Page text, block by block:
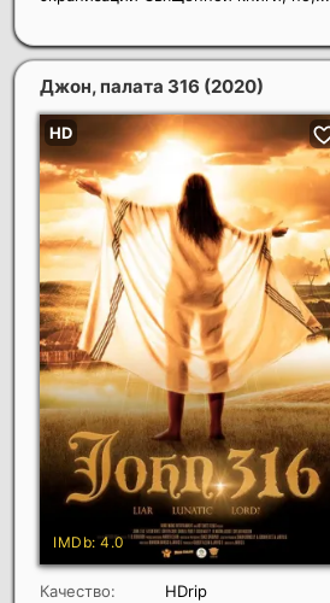
Джон, палата 316 (2020)
Качество:
HDrip